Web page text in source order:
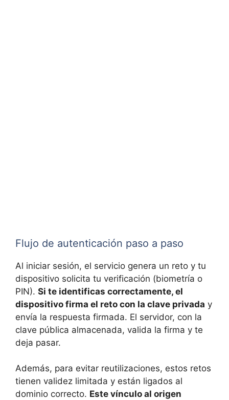
Flujo de autenticación paso a paso
Al iniciar sesión, el servicio genera un reto y tu
dispositivo solicita tu verificación (biometría o
PIN). Si te identificas correctamente, el
dispositivo firma el reto con la clave privada y
envía la respuesta firmada. El servidor, con la
clave pública almacenada, valida la firma y te
deja pasar.
Además, para evitar reutilizaciones, estos retos
tienen validez limitada y están ligados al
dominio correcto. Este vínculo al origen